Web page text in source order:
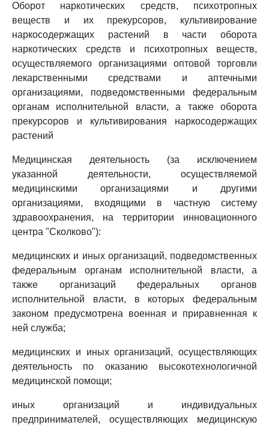
Оборот наркотических средств, психотропных
веществ и их прекурсоров, культивирование
наркосодержащих растений в части оборота
наркотических средств и психотропных веществ,
осуществляемого организациями оптовой торговли
лекарственными средствами и аптечными
организациями, подведомственными федеральным
органам исполнительной власти, а также оборота
прекурсоров и культивирования наркосодержащих
растений
Медицинская деятельность (за исключением
указанной деятельности, осуществляемой
медицинскими организациями и другими
организациями, входящими в частную систему
здравоохранения, на территории инновационного
центра "Сколково"):
медицинских и иных организаций, подведомственных
федеральным органам исполнительной власти, а
также организаций федеральных органов
исполнительной власти, в которых федеральным
законом предусмотрена военная и приравненная к
ней служба;
медицинских и иных организаций, осуществляющих
деятельность по оказанию высокотехнологичной
медицинской помощи;
иных организаций и индивидуальных
предпринимателей, осуществляющих медицинскую